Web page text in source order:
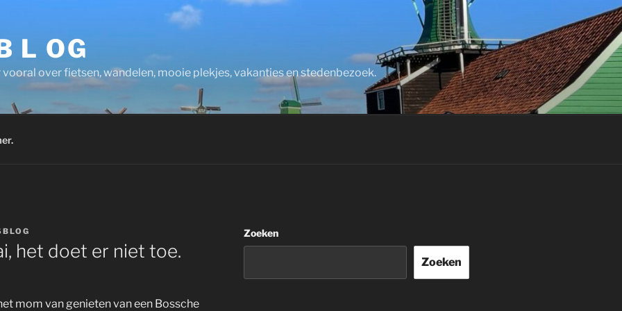
L OG
over fietsen, wandelen, mooie plekjes, vakanties en stedenbezoek.
het doet er niet toe.
mom van genieten van een Bossche
Zoeken
Zoeken